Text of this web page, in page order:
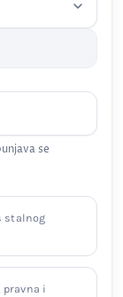
se
stalnog
pravna i